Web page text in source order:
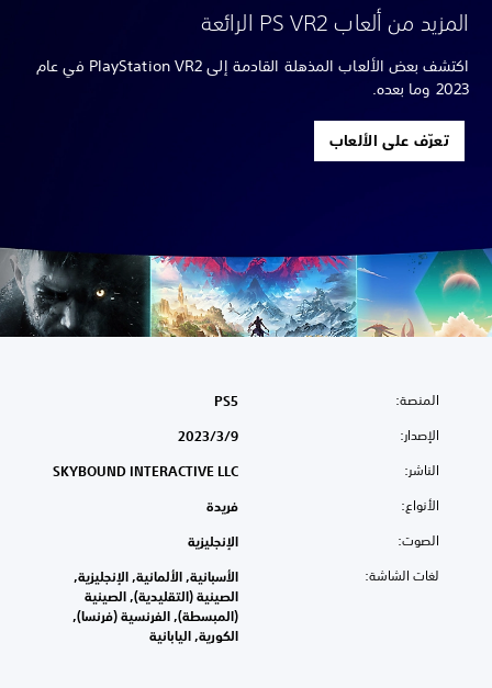
المزيد من ألعاب PS VR2 الرائعة
اكتشف بعض الألعاب المذهلة القادمة إلى PlayStation VR2 في عام
2023 وما بعده.
تعرّف على الألعاب
المنصة: PS5
الإصدار: 9‏/3‏/2023
الناشر: SKYBOUND INTERACTIVE LLC
الأنواع: فريدة
الصوت: الإنجليزية
لغات الشاشة:
الأسبانية, الألمانية, الإنجليزية,
الصينية (التقليدية), الصينية
(المبسطة), الفرنسية (فرنسا),
الكورية, اليابانية